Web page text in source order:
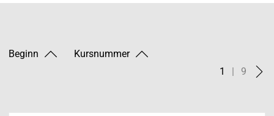
Beginn
Kursnummer
1
| 9